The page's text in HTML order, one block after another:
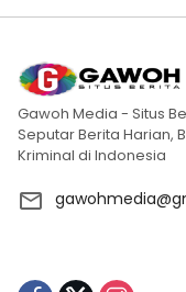
Gawoh Media - Situs
Seputar Berita Harian,
Kriminal di Indonesia